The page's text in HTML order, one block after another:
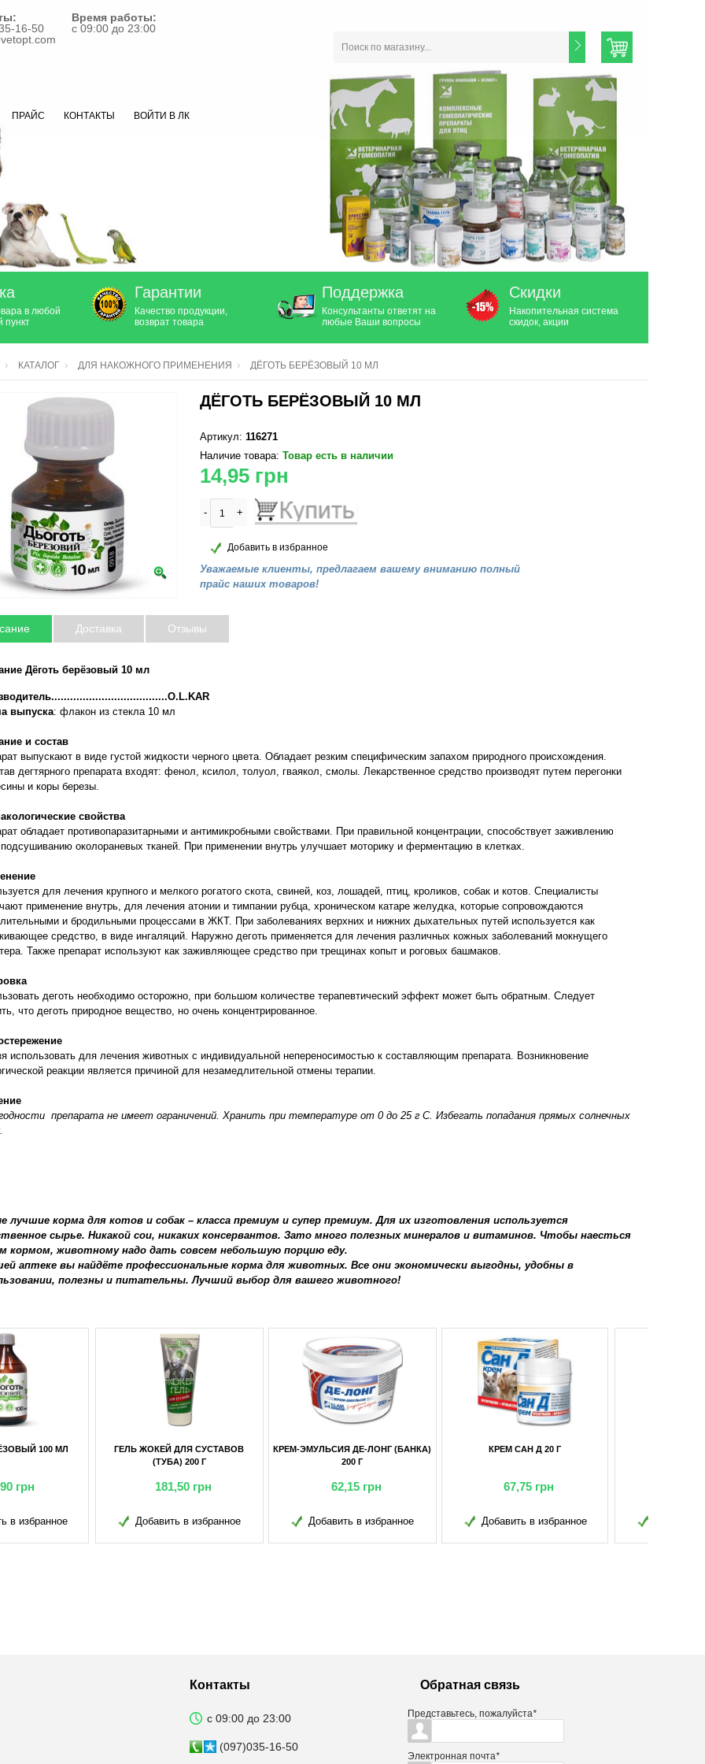
16-50
Время работы:
с 09:00 до 23:00
ПРАЙС КОНТАКТЫ ВОЙТИ В ЛК
в любой
пункт
Гарантии
Качество продукции,
возврат товара
Поддержка
Консультанты ответят на
любые Ваши вопросы
Скидки
Накопительная система
скидок, акции
КАТАЛОГ ДЛЯ НАКОЖНОГО ПРИМЕНЕНИЯ ДЁГОТЬ БЕРЁЗОВЫЙ 10 МЛ
ДЁГОТЬ БЕРЁЗОВЫЙ 10 МЛ
Артикул: 116271
Наличие товара: Товар есть в наличии
14,95 грн
- +
Добавить в избранное
Уважаемые клиенты, предлагаем вашему вниманию полный
прайс наших товаров!
Доставка Отзывы
Дёготь берёзовый 10 мл
выпуска: флакон из стекла 10 мл
и состав
выпускают в виде густой жидкости черного цвета. Обладает резким специфическим запахом природного происхождения.
дегтярного препарата входят: фенол, ксилол, толуол, гваякол, смолы. Лекарственное средство производят путем перегонки
и коры березы.
свойства
обладает противопаразитарными и антимикробными свойствами. При правильной концентрации, способствует заживлению
околораневых тканей. При применении внутрь улучшает моторику и ферментацию в клетках.
для лечения крупного и мелкого рогатого скота, свиней, коз, лошадей, птиц, кроликов, собак и котов. Специалисты
применение внутрь, для лечения атонии и тимпании рубца, хроническом катаре желудка, которые сопровождаются
и бродильными процессами в ЖКТ. При заболеваниях верхних и нижних дыхательных путей используется как
средство, в виде ингаляций. Наружно деготь применяется для лечения различных кожных заболеваний мокнущего
Также препарат используют как заживляющее средство при трещинах копыт и роговых башмаков.
деготь необходимо осторожно, при большом количестве терапевтический эффект может быть обратным. Следует
что деготь природное вещество, но очень концентрированное.
использовать для лечения животных с индивидуальной непереносимостью к составляющим препарата. Возникновение
реакции является причиной для незамедлительной отмены терапии.
препарата не имеет ограничений. Хранить при температуре от 0 до 25 г С. Избегать попадания прямых солнечных
лучшие корма для котов и собак – класса премиум и супер премиум. Для их изготовления используется
сырье. Никакой сои, никаких консервантов. Зато много полезных минералов и витаминов. Чтобы наесться
кормом, животному надо дать совсем небольшую порцию еду.
аптеке вы найдёте профессиональные корма для животных. Все они экономически выгодны, удобны в
полезны и питательны. Лучший выбор для вашего животного!
ЖОКЕЙ ДЛЯ СУСТАВОВ
181,50
в избранное
КРЕМ-ЭМУЛЬСИЯ ДЕ-ЛОНГ (БАНКА)
200 Г
62,15
Добавить в избранное
КРЕМ САН Д 20 Г
67,75
Добавить в избранное
ИХТИОЛ 500 Г
576,40
Добавить в избранное
Контакты
с 09:00 до 23:00
(097)035-16-50
Обратная связь
Представьтесь, пожалуйста*
Электронная почта*